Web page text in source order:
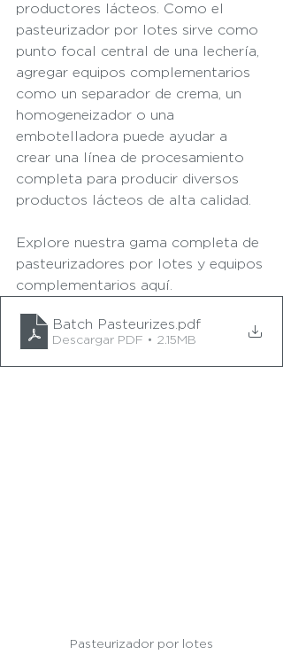
productores lácteos. Como el
pasteurizador por lotes sirve como
punto focal central de una lechería,
agregar equipos complementarios
como un separador de crema, un
homogeneizador o una
embotelladora puede ayudar a
crear una línea de procesamiento
completa para producir diversos
productos lácteos de alta calidad.
Explore nuestra gama completa de
pasteurizadores por lotes y equipos
complementarios aquí.
Batch Pasteurizes .pdf
Descargar PDF • 2.15MB
Pasteurizador por lotes